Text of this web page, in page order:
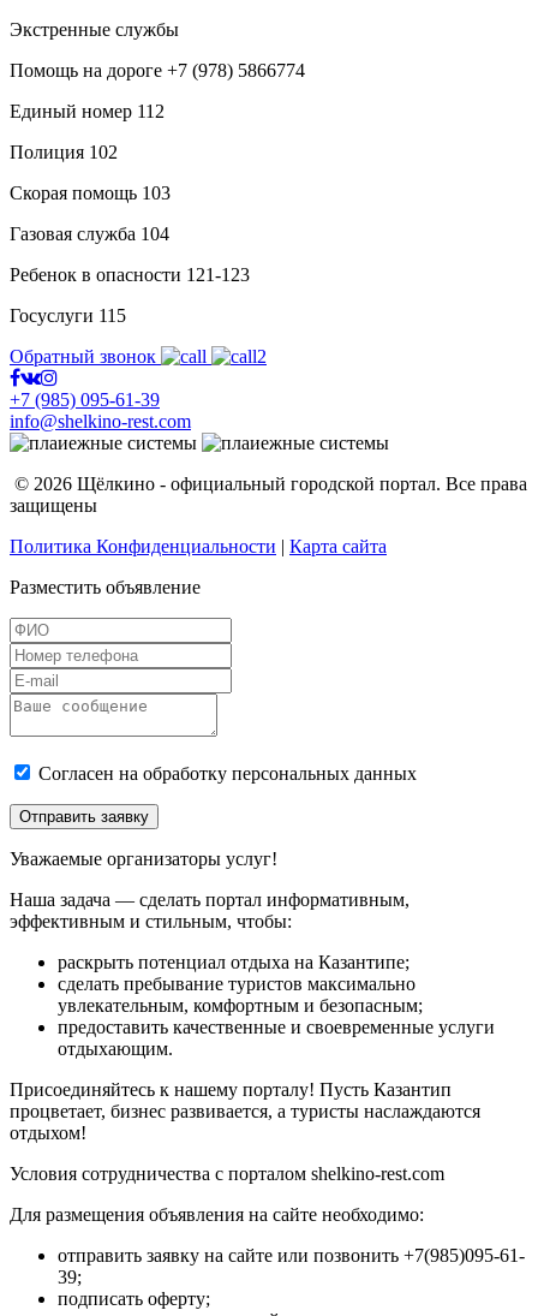
Экстренные службы
Помощь на дороге +7 (978) 5866774
Единый номер 112
Полиция 102
Скорая помощь 103
Газовая служба 104
Ребенок в опасности 121-123
Госуслуги 115
Обратный звонок
+7 (985) 095-61-39
info@shelkino-rest.com
© 2026 Щёлкино - официальный городской портал. Все права
защищены
Политика Конфиденциальности | Карта сайта
Разместить объявление
Согласен на обработку персональных данных
Отправить заявку
Уважаемые организаторы услуг!
Наша задача — сделать портал информативным,
эффективным и стильным, чтобы:
раскрыть потенциал отдыха на Казантипе;
сделать пребывание туристов максимально
увлекательным, комфортным и безопасным;
предоставить качественные и своевременные услуги
отдыхающим.
Присоединяйтесь к нашему порталу! Пусть Казантип
процветает, бизнес развивается, а туристы наслаждаются
отдыхом!
Условия сотрудничества с порталом shelkino-rest.com
Для размещения объявления на сайте необходимо:
отправить заявку на сайте или позвонить +7(985)095-61-
39;
подписать оферту;